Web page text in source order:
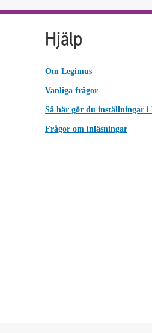
Hjälp
Om Legimus
Vanliga frågor
Så här gör du inställningar i
Frågor om inläsningar